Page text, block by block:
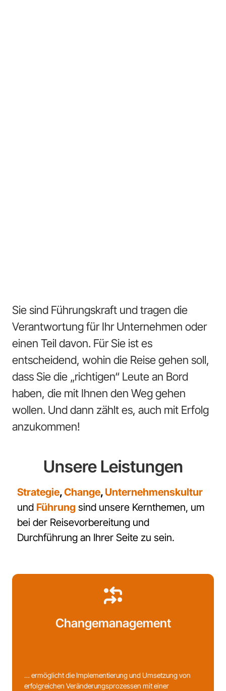
Sie sind Führungskraft und tragen die
Verantwortung für Ihr Unternehmen oder
einen Teil davon. Für Sie ist es
entscheidend, wohin die Reise gehen soll,
dass Sie die „richtigen“ Leute an Bord
haben, die mit Ihnen den Weg gehen
wollen. Und dann zählt es, auch mit Erfolg
anzukommen!
Unsere Leistungen
Strategie,Change, Unternehmenskultur
und Führung sind unsere Kernthemen, um
bei der Reisevorbereitung und
Durchführung an Ihrer Seite zu sein.
Change­management
… ermöglicht die Implementierung und Umsetzung von
erfolgreichen Veränderungsprozessen mit einer